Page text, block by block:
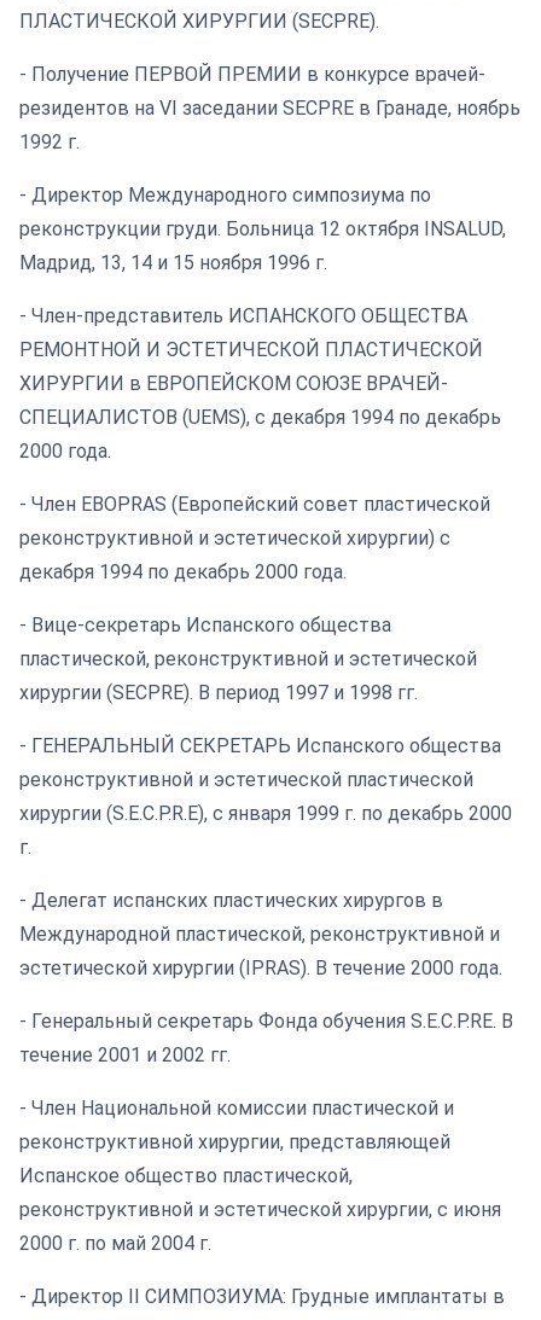
ПЛАСТИЧЕСКОЙ ХИРУРГИИ (SECPRE).
- Получение ПЕРВОЙ ПРЕМИИ в конкурсе врачей-
резидентов на VI заседании SECPRE в Гранаде, ноябрь
1992 г.
- Директор Международного симпозиума по
реконструкции груди. Больница 12 октября INSALUD,
Мадрид, 13, 14 и 15 ноября 1996 г.
- Член-представитель ИСПАНСКОГО ОБЩЕСТВА
РЕМОНТНОЙ И ЭСТЕТИЧЕСКОЙ ПЛАСТИЧЕСКОЙ
ХИРУРГИИ в ЕВРОПЕЙСКОМ СОЮЗЕ ВРАЧЕЙ-
СПЕЦИАЛИСТОВ (UEMS), с декабря 1994 по декабрь
2000 года.
- Член EBOPRAS (Европейский совет пластической
реконструктивной и эстетической хирургии) с
декабря 1994 по декабрь 2000 года.
- Вице-секретарь Испанского общества
пластической, реконструктивной и эстетической
хирургии (SECPRE). В период 1997 и 1998 гг.
- ГЕНЕРАЛЬНЫЙ СЕКРЕТАРЬ Испанского общества
реконструктивной и эстетической пластической
хирургии (S.E.C.P.R.E), с января 1999 г. по декабрь 2000
г.
- Делегат испанских пластических хирургов в
Международной пластической, реконструктивной и
эстетической хирургии (IPRAS). В течение 2000 года.
- Генеральный секретарь Фонда обучения S.E.C.P.RE. В
течение 2001 и 2002 гг.
- Член Национальной комиссии пластической и
реконструктивной хирургии, представляющей
Испанское общество пластической,
реконструктивной и эстетической хирургии, с июня
2000 г. по май 2004 г.
- Директор II СИМПОЗИУМА: Грудные имплантаты в